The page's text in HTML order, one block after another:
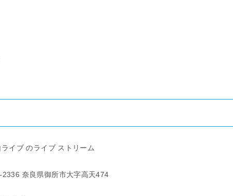
イブ のライブ ストリーム
2336 奈良県御所市大字高天474